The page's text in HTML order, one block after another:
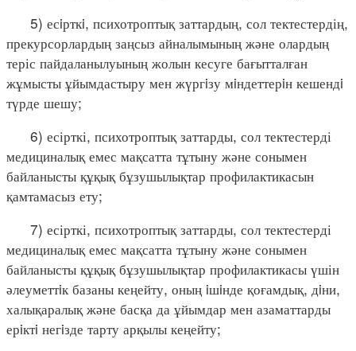
5) есiрткi, психотроптық заттардың, сол тектестердің,
прекурсорлардың заңсыз айналымының және олардың
теріс пайдаланылуының жолын кесуге бағытталған
жұмысты ұйымдастыру мен жүргiзу мiндеттерiн кешендi
түрде шешу;
6) есірткі, психотроптық заттарды, сол тектестерді
медициналық емес мақсатта тұтыну және сонымен
байланысты құқық бұзушылықтар профилактикасын
қамтамасыз ету;
7) есірткі, психотроптық заттарды, сол тектестерді
медициналық емес мақсатта тұтыну және сонымен
байланысты құқық бұзушылықтар профилактикасы үшін
әлеуметтiк базаны кеңейту, оның iшiнде қоғамдық, дiни,
халықаралық және басқа да ұйымдар мен азаматтарды
ерiктi негiзде тарту арқылы кеңейту;